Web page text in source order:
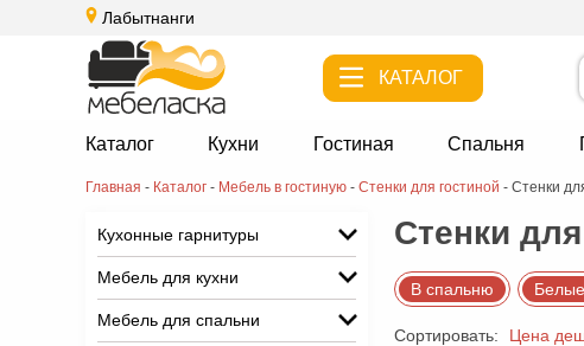
Лабытнанги
КАТАЛОГ
Каталог Кухни Гостиная Спальня
Главная - Каталог - Мебель в гостиную - Стенки для гостиной - Стенки
Кухонные гарнитуры
Мебель для кухни
Мебель для спальни
Стенки
В спальню Белые
Сортировать: Цена